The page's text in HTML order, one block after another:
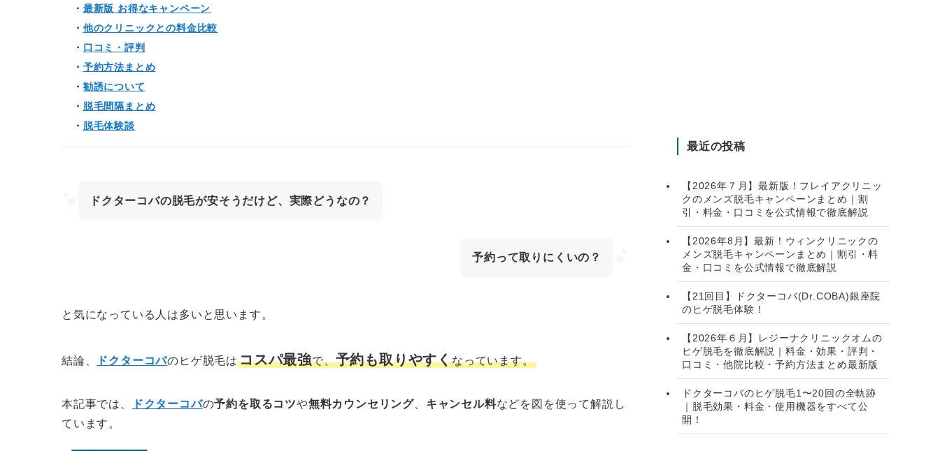
・ 最新版 お得なキャンペーン
・ 他のクリニックとの料金比較
・ 口コミ・評判
・ 予約方法まとめ
・ 勧誘について
・ 脱毛間隔まとめ
・ 脱毛体験談
ドクターコバの脱毛が安そうだけど、実際どうなの？
予約って取りにくいの？
と気になっている人は多いと思います。
結論、 ドクターコバのヒゲ脱毛はコスパ最強で、予約も取りやすくなっています。
本記事では、 ドクターコバの予約を取るコツや無料カウンセリング、 キャンセル料などを図を使って解説し
ています。
最近の投稿
【2026年７月】最新版！フレイアクリニッ
クのメンズ脱毛キャンペーンまとめ｜割
引・料金・口コミを公式情報で徹底解説
【2026年8月】最新！ウィンクリニックの
メンズ脱毛キャンペーンまとめ｜割引・料
金・口コミを公式情報で徹底解説
【21回目】ドクターコバ(Dr.COBA)銀座院
のヒゲ脱毛体験！
【2026年６月】レジーナクリニックオムの
ヒゲ脱毛を徹底解説｜料金・効果・評判・
口コミ・他院比較・予約方法まとめ最新版
ドクターコバのヒゲ脱毛1〜20回の全軌跡
｜脱毛効果・料金・使用機器をすべて公
開！